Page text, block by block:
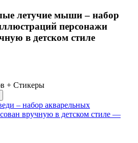
летучие мыши – набор
персонажи
в детском стиле
+ Стикеры